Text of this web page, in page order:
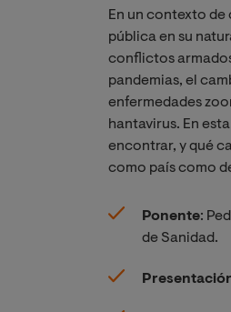
En un contexto de
pública en su
conflictos
pandemias, el
enfermedades
hantavirus. En
encontrar, y qué
como país como
Ponente:
de Sanidad.